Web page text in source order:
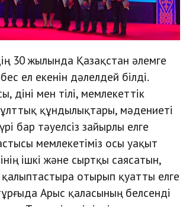
30 жылында Қазақстан әлемге
ел екенін дәлелдей білді.
діні мен тілі, мемлекеттік
құндылықтары, мәдениеті
бар тәуелсіз зайырлы елге
мемлекетіміз осы уақыт
ішкі және сыртқы саясатын,
отырып қуатты елге
Арыс қаласының белсенді